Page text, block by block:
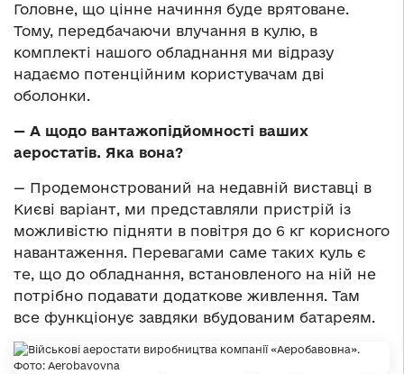
Головне, що цінне начиння буде врятоване.
Тому, передбачаючи влучання в кулю, в
комплекті нашого обладнання ми відразу
надаємо потенційним користувачам дві
оболонки.
— А щодо вантажопідйомності ваших
аеростатів. Яка вона?
— Продемонстрований на недавній виставці в
Києві варіант, ми представляли пристрій із
можливістю підняти в повітря до 6 кг корисного
навантаження. Перевагами саме таких куль є
те, що до обладнання, встановленого на ній не
потрібно подавати додаткове живлення. Там
все функціонує завдяки вбудованим батареям.